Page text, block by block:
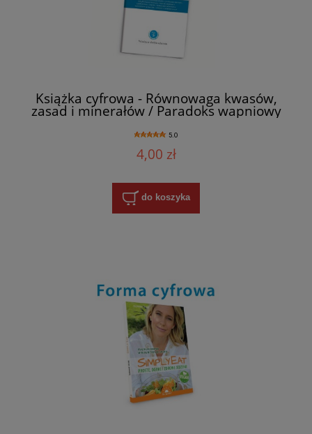
Książka cyfrowa - Równowaga kwasów,
zasad i minerałów / Paradoks wapniowy
5.0
4,00 zł
do koszyka